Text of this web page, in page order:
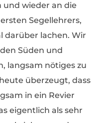
und wieder an die
Segellehrers,
darüber lachen. Wir
Süden und
langsam nötiges zu
überzeugt, dass
in ein Revier
eigentlich als sehr